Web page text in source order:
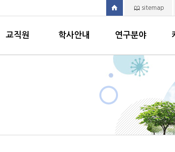
sitemap
교직원 학사안내 연구분야